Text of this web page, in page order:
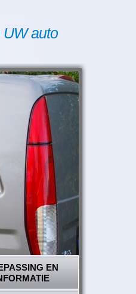
auto
EN